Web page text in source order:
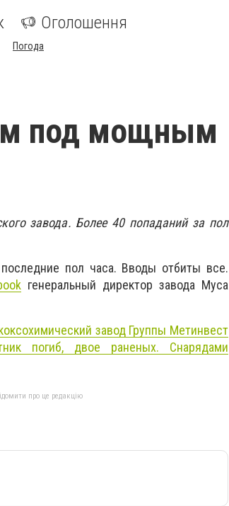
Оголошення
Погода
под мощным
завода. Более 40 попаданий за пол
пол часа. Вводы отбиты все.
генеральный директор завода Муса
завод Группы Метинвест
погиб, двое раненых. Снарядами
про це редакцію